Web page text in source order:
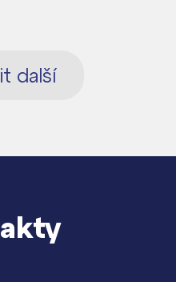
další